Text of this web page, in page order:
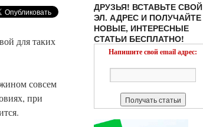
для таких
совсем
при
ДРУЗЬЯ! ВСТАВЬТЕ СВОЙ
ЭЛ. АДРЕС И ПОЛУЧАЙТЕ
НОВЫЕ, ИНТЕРЕСНЫЕ
СТАТЬИ БЕСПЛАТНО!
Напишите свой email адрес: